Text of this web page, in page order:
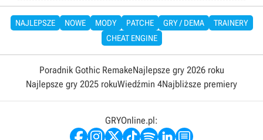
NAJLEPSZE NOWE MODY PATCHE GRY / DEMA
TRAINERY
CHEAT ENGINE
Poradnik Gothic RemakeNajlepsze gry 2026 roku
Najlepsze gry 2025 rokuWiedźmin 4Najbliższe premiery
GRYOnline.pl: